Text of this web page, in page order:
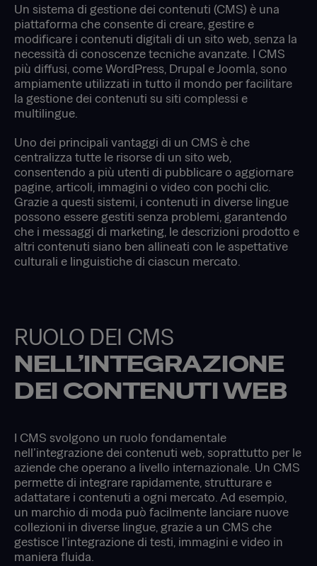
Un sistema di gestione dei contenuti (CMS) è una
piattaforma che consente di creare, gestire e
modificare i contenuti digitali di un sito web, senza la
necessità di conoscenze tecniche avanzate. I CMS
più diffusi, come WordPress, Drupal e Joomla, sono
ampiamente utilizzati in tutto il mondo per facilitare
la gestione dei contenuti su siti complessi e
multilingue.
Uno dei principali vantaggi di un CMS è che
centralizza tutte le risorse di un sito web,
consentendo a più utenti di pubblicare o aggiornare
pagine, articoli, immagini o video con pochi clic.
Grazie a questi sistemi, i contenuti in diverse lingue
possono essere gestiti senza problemi, garantendo
che i messaggi di marketing, le descrizioni prodotto e
altri contenuti siano ben allineati con le aspettative
culturali e linguistiche di ciascun mercato.
RUOLO DEI CMS
NELL’INTEGRAZIONE
DEI CONTENUTI WEB
I CMS svolgono un ruolo fondamentale
nell’integrazione dei contenuti web, soprattutto per le
aziende che operano a livello internazionale. Un CMS
permette di integrare rapidamente, strutturare e
adattatare i contenuti a ogni mercato. Ad esempio,
un marchio di moda può facilmente lanciare nuove
collezioni in diverse lingue, grazie a un CMS che
gestisce l’integrazione di testi, immagini e video in
maniera fluida.